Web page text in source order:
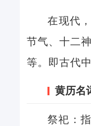
在现代
节气、十二
等。即古代
黄历名
祭祀：